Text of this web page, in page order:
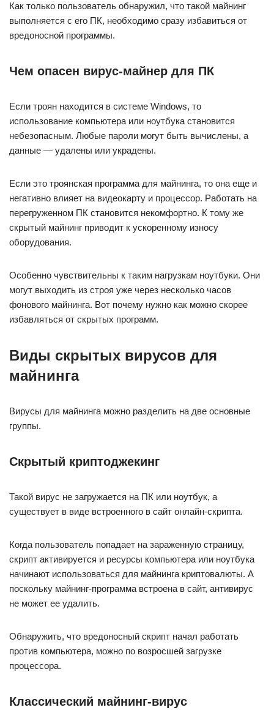
Как только пользователь обнаружил, что такой майнинг
выполняется с его ПК, необходимо сразу избавиться от
вредоносной программы.
Чем опасен вирус-майнер для ПК
Если троян находится в системе Windows, то
использование компьютера или ноутбука становится
небезопасным. Любые пароли могут быть вычислены, а
данные — удалены или украдены.
Если это троянская программа для майнинга, то она еще и
негативно влияет на видеокарту и процессор. Работать на
перегруженном ПК становится некомфортно. К тому же
скрытый майнинг приводит к ускоренному износу
оборудования.
Особенно чувствительны к таким нагрузкам ноутбуки. Они
могут выходить из строя уже через несколько часов
фонового майнинга. Вот почему нужно как можно скорее
избавляться от скрытых программ.
Виды скрытых вирусов для
майнинга
Вирусы для майнинга можно разделить на две основные
группы.
Скрытый криптоджекинг
Такой вирус не загружается на ПК или ноутбук, а
существует в виде встроенного в сайт онлайн-скрипта.
Когда пользователь попадает на зараженную страницу,
скрипт активируется и ресурсы компьютера или ноутбука
начинают использоваться для майнинга криптовалюты. А
поскольку майнинг-программа встроена в сайт, антивирус
не может ее удалить.
Обнаружить, что вредоносный скрипт начал работать
против компьютера, можно по возросшей загрузке
процессора.
Классический майнинг-вирус